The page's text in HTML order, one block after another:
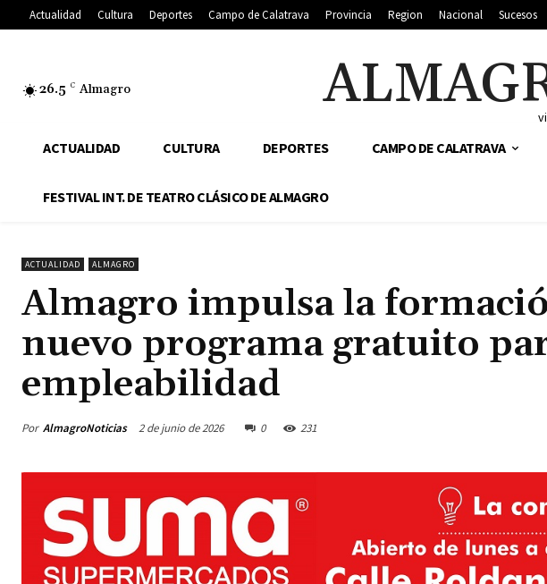
Actualidad Cultura Deportes Campo de Calatrava Provincia Region Nacional Sucesos
26.5 C Almagro
ACTUALIDAD CULTURA DEPORTES CAMPO DE CALATRAVA
FESTIVAL INT. DE TEATRO CLÁSICO DE ALMAGRO
ACTUALIDAD ALMAGRO
Almagro impulsa la
nuevo programa gratuito
empleabilidad
Por AlmagroNoticias 2 de junio de 2026 0 231